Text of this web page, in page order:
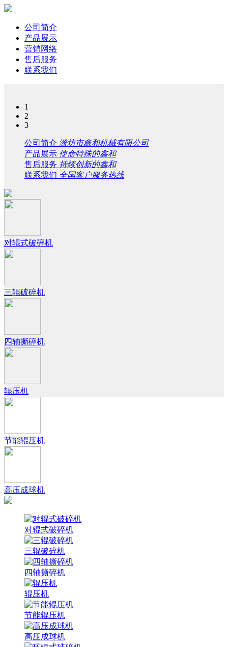
公司简介
产品展示
营销网络
售后服务
联系我们
1
2
3
公司简介 潍坊市鑫和机械有限公司
产品展示 使命特殊的鑫和
售后服务 持续创新的鑫和
联系我们 全国客户服务热线
对辊式破碎机
三辊破碎机
四轴撕碎机
辊压机
节能辊压机
高压成球机
对辊式破碎机
三辊破碎机
四轴撕碎机
辊压机
节能辊压机
高压成球机